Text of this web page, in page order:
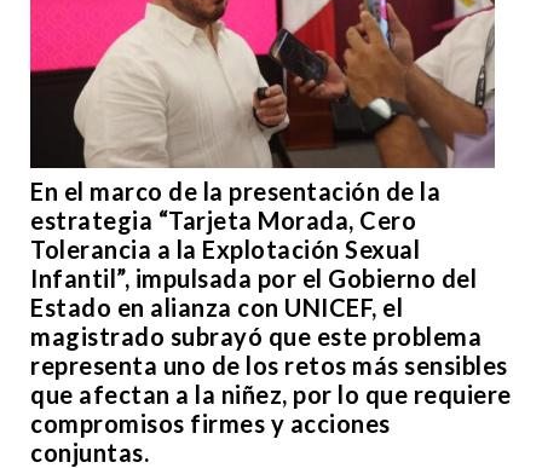
En el marco de la presentación de la
estrategia “Tarjeta Morada, Cero
Tolerancia a la Explotación Sexual
Infantil”, impulsada por el Gobierno del
Estado en alianza con UNICEF, el
magistrado subrayó que este problema
representa uno de los retos más sensibles
que afectan a la niñez, por lo que requiere
compromisos firmes y acciones
conjuntas.